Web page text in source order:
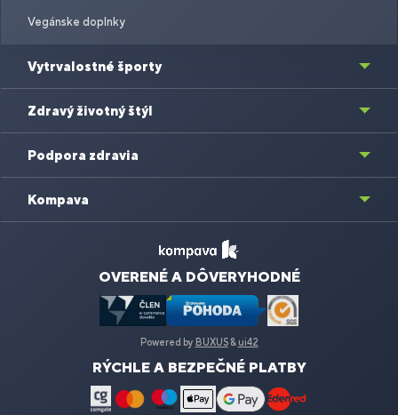
Vegánske doplnky
Vytrvalostné športy
Zdravý životný štýl
Podpora zdravia
Kompava
OVERENÉ A DÔVERYHODNÉ
Powered by BUXUS& ui42
RÝCHLE A BEZPEČNÉ PLATBY